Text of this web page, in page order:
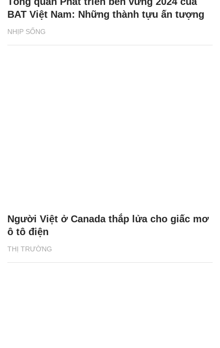
NHỊP SỐNG
BAT Việt Nam: Những thành tựu ấn tượng
THỊ TRƯỜNG
Người Việt ở Canada thắp lửa cho giấc mơ
ô tô điện